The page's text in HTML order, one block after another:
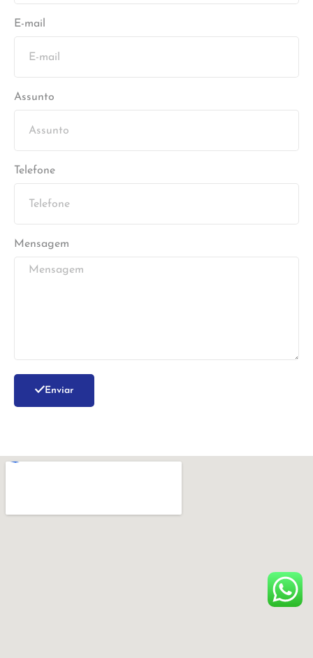
E-mail
Assunto
Telefone
Mensagem
Enviar